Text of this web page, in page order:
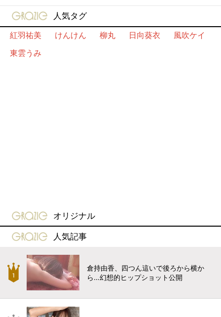
gravure-grazie
人気タグ
紅羽祐美
けんけん 柳丸 日向葵衣
風吹ケイ
東雲うみ
gravure-grazie
オリジナル
gravure-grazie
人気記事
倉持由香、四つん這いで後ろから横か
ら…幻想的ヒップショット公開